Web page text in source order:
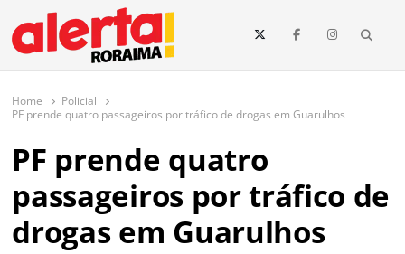
conteúdo
O maior portal de notícias de Roraima
O Alerta Roraima é seu portal de notícias completo sobre política,
e todo o estado de Roraima. Fique sempre informado com
atualizações em tempo real!
Home
Policial
PF prende quatro passageiros por tráfico de drogas em Guarulhos
PF prende quatro
passageiros por tráfico de
drogas em Guarulhos